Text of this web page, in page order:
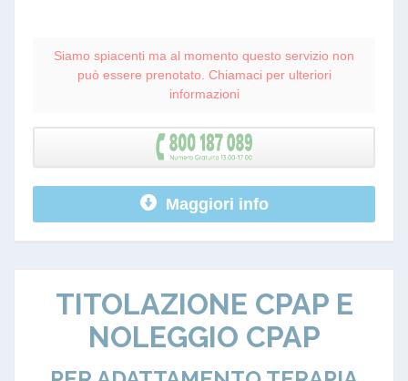
Siamo spiacenti ma al momento questo servizio non
può essere prenotato. Chiamaci per ulteriori
informazioni
Maggiori info
TITOLAZIONE CPAP E
NOLEGGIO CPAP